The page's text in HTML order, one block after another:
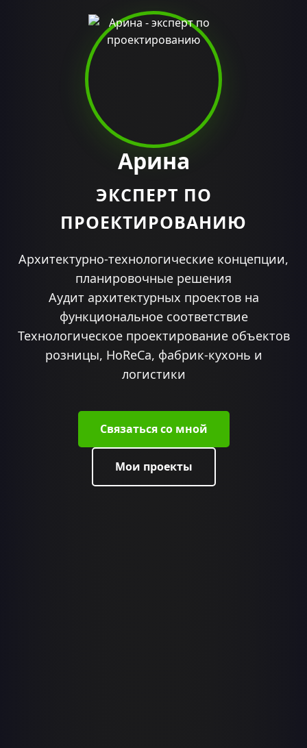
Арина
ЭКСПЕРТ ПО
ПРОЕКТИРОВАНИЮ
Архитектурно-технологические концепции,
планировочные решения
Аудит архитектурных проектов на
функциональное соответствие
Технологическое проектирование объектов
розницы, HoReCa, фабрик-кухонь и
логистики
Связаться со мной
Мои проекты